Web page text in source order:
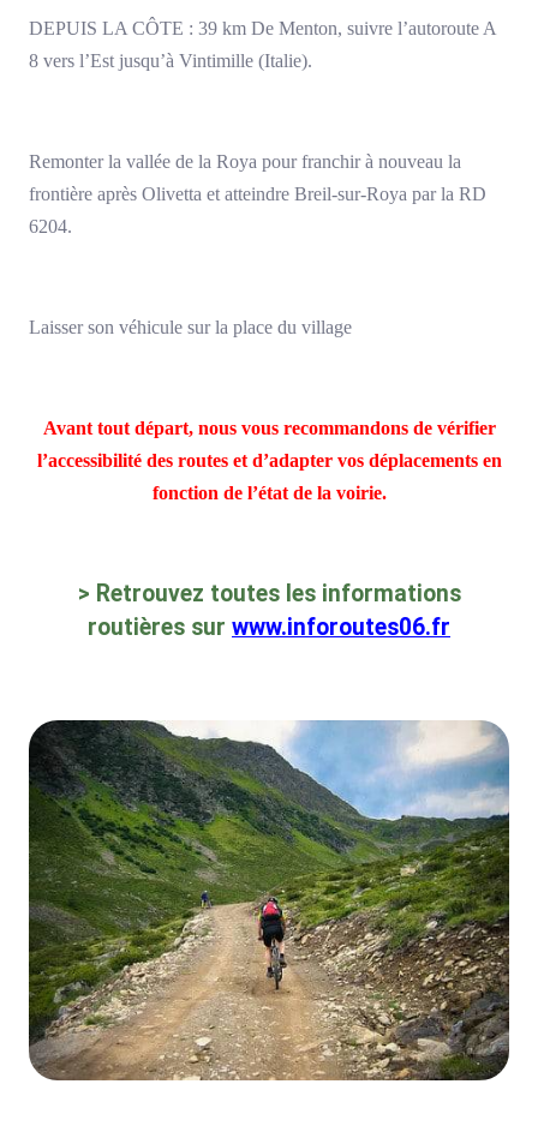
DEPUIS LA CÔTE : 39 km De Menton, suivre l’autoroute A
8 vers l’Est jusqu’à Vintimille (Italie).
Remonter la vallée de la Roya pour franchir à nouveau la
frontière après Olivetta et atteindre Breil-sur-Roya par la RD
6204.
Laisser son véhicule sur la place du village
Avant tout départ, nous vous recommandons de vérifier
l’accessibilité des routes et d’adapter vos déplacements en
fonction de l’état de la voirie.
> Retrouvez toutes les informations
routières sur www.inforoutes06.fr